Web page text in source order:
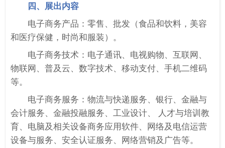
四、展出内容
电子商务产品：零售、批发（食品和饮料，美容
和医疗保健，时尚和服装）。
电子商务技术：电子通讯、电视购物、互联网、
物联网、普及云、数字技术、移动支付、手机二维码
等。
电子商务服务：物流与快递服务、银行、金融与
会计服务、金融投融服务、工业设计、 人才与培训教
育、电脑及相关设备商务应用软件、网络及电信运营
设备与服务、安全认证服务、网络营销及广告等。